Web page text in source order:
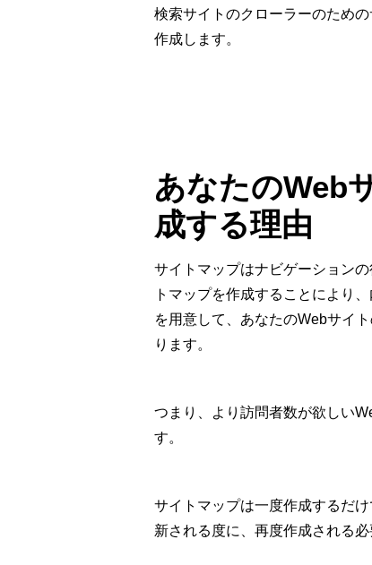
検索サイトのクローラーのため
作成します。
あなたのWeb
成する理由
サイトマップはナビゲーション
トマップを作成することにより
を用意して、あなたのWebサイ
ります。
つまり、より訪問者数が欲しい
す。
サイトマップは一度作成するだ
新される度に、再度作成される必